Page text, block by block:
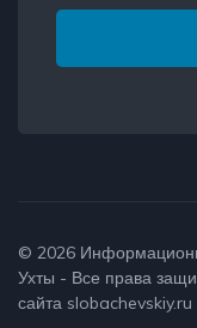
© 2026
Ухты - Все права
сайта slobachevskiy.ru